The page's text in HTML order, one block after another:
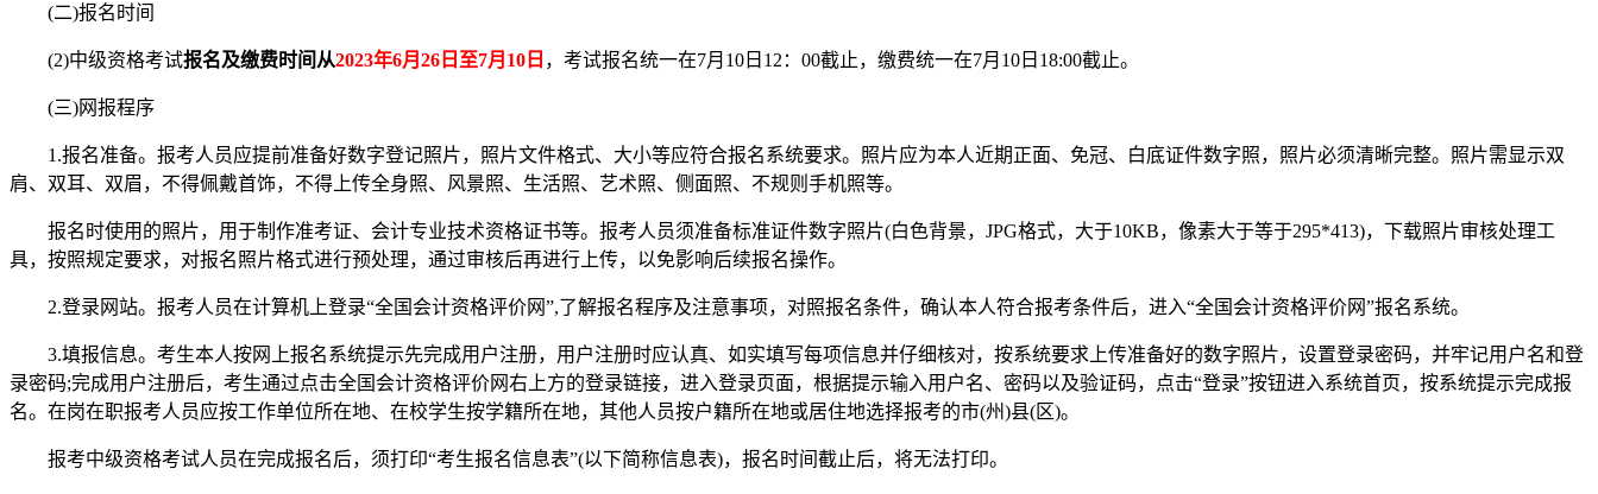
(二)报名时间
(2)中级资格考试报名及缴费时间从2023年6月26日至7月10日 ，考试报名统一在7月10日12：00截止，缴费统一在7月10日18:00截止。
(三)网报程序
1.报名准备。报考人员应提前准备好数字登记照片，照片文件格式、大小等应符合报名系统要求。照片应为本人近期正面、免冠、白底证件数字照，照片必须清晰完整。照片需显示双
肩、双耳、双眉，不得佩戴首饰，不得上传全身照、风景照、生活照、艺术照、侧面照、不规则手机照等。
报名时使用的照片，用于制作准考证、会计专业技术资格证书等。报考人员须准备标准证件数字照片(白色背景，JPG格式，大于10KB，像素大于等于295*413)，下载照片审核处理工
具，按照规定要求，对报名照片格式进行预处理，通过审核后再进行上传，以免影响后续报名操作。
2.登录网站。报考人员在计算机上登录“全国会计资格评价网”,了解报名程序及注意事项，对照报名条件，确认本人符合报考条件后，进入“全国会计资格评价网”报名系统。
3.填报信息。考生本人按网上报名系统提示先完成用户注册，用户注册时应认真、如实填写每项信息并仔细核对，按系统要求上传准备好的数字照片，设置登录密码，并牢记用户名和登
录密码;完成用户注册后，考生通过点击全国会计资格评价网右上方的登录链接，进入登录页面，根据提示输入用户名、密码以及验证码，点击“登录”按钮进入系统首页，按系统提示完成报
名。在岗在职报考人员应按工作单位所在地、在校学生按学籍所在地，其他人员按户籍所在地或居住地选择报考的市(州)县(区)。
报考中级资格考试人员在完成报名后，须打印“考生报名信息表”(以下简称信息表)，报名时间截止后，将无法打印。